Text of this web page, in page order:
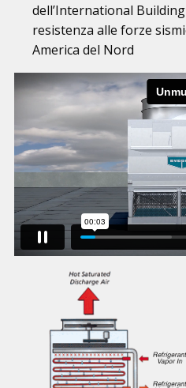
dell’International
resistenza alle forze
America del Nord